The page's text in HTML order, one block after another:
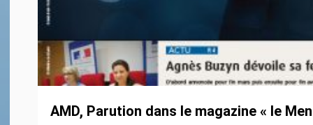
AMD, Parution dans le magazine « le